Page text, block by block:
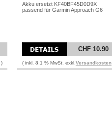
)
Akku ersetzt KF40BF45D0D9X
passend für Garmin Approach G6
CHF 10.90
( inkl. 8.1 % MwSt. exkl. Versandkosten